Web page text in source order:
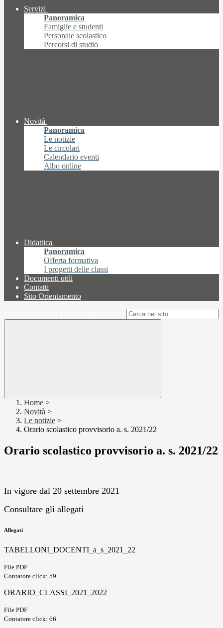
Servizi
Panoramica
Famiglie e studenti
Personale scolastico
Percorsi di studio
Novità
Panoramica
Le notizie
Le circolari
Calendario eventi
Albo online
Didattica
Panoramica
Offerta formativa
I progetti delle classi
Documenti utili
Contatti
Sito Orientamento
Home >
Novità >
Le notizie >
Orario scolastico provvisorio a. s. 2021/22
Orario scolastico provvisorio a. s. 2021/22
In vigore dal 20 settembre 2021
Consultare gli allegati
Allegati
TABELLONI_DOCENTI_a_s_2021_22
File PDF
Contatore click: 59
ORARIO_CLASSI_2021_2022
File PDF
Contatore click: 66